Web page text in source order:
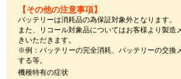
【その他の注意事項】
バッテリーは消耗品の為保証対象外となります。
また、リコール対象品についてはお客様より製造
きいただきます。
※例：バッテリーの完全消耗、バッテリーの交換
する等。
機種特有の症状